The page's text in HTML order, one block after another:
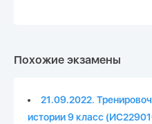
Похожие экзамены
21.09.2022.
истории 9 класс